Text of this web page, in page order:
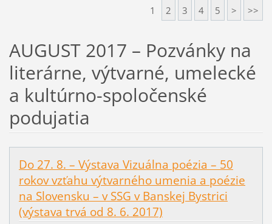
1 2 3 4 5 > >>
AUGUST 2017 – Pozvánky na
literárne, výtvarné, umelecké
a kultúrno-spoločenské
podujatia
Do 27. 8. – Výstava Vizuálna poézia – 50
rokov vzťahu výtvarného umenia a poézie
na Slovensku – v SSG v Banskej Bystrici
(výstava trvá od 8. 6. 2017)